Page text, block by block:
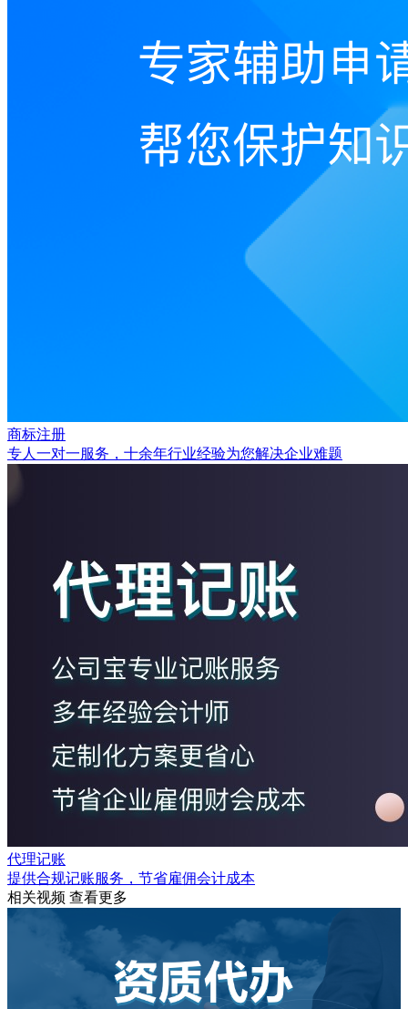
商标注册
专人一对一服务，十余年行业经验为您解决企业难题
代理记账
提供合规记账服务，节省雇佣会计成本
相关视频 查看更多